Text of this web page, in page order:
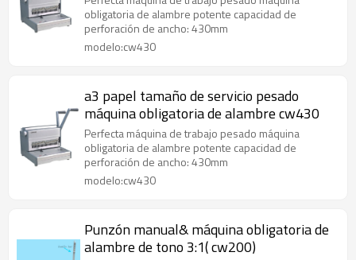
obligatoria de alambre potente capacidad de
perforación de ancho: 430mm
modelo:cw430
a3 papel tamaño de servicio pesado
máquina obligatoria de alambre cw430
Perfecta máquina de trabajo pesado máquina
obligatoria de alambre potente capacidad de
perforación de ancho: 430mm
modelo:cw430
Punzón manual& máquina obligatoria de
alambre de tono 3:1( cw200)